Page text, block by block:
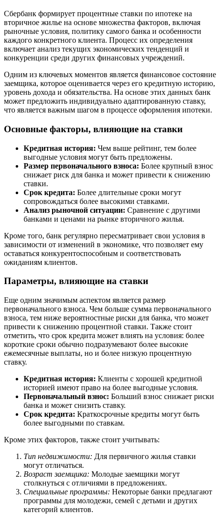
Сбербанк формирует процентные ставки по ипотеке на
вторичное жилье на основе множества факторов, включая
рыночные условия, политику самого банка и особенности
каждого конкретного клиента. Процесс их определения
включает анализ текущих экономических тенденций и
конкуренции среди других финансовых учреждений.
Одним из ключевых моментов является финансовое состояние
заемщика, которое оценивается через его кредитную историю,
уровень дохода и обязательства. На основе этих данных банк
может предложить индивидуально адаптированную ставку,
что является важным шагом в процессе оформления ипотеки.
Основные факторы, влияющие на ставки
Кредитная история: Чем выше рейтинг, тем более
выгодные условия могут быть предложены.
Размер первоначального взноса: Более крупный взнос
снижает риск для банка и может привести к снижению
ставки.
Срок кредита: Более длительные сроки могут
сопровождаться более высокими ставками.
Анализ рыночной ситуации: Сравнение с другими
банками и ценами на рынке вторичного жилья.
Кроме того, банк регулярно пересматривает свои условия в
зависимости от изменений в экономике, что позволяет ему
оставаться конкурентоспособным и соответствовать
ожиданиям клиентов.
Параметры, влияющие на ставки
Еще одним значимым аспектом является размер
первоначального взноса. Чем больше сумма первоначального
взноса, тем ниже вероятностные риски для банка, что может
привести к снижению процентной ставки. Также стоит
отметить, что срок кредита может влиять на условия: более
короткие сроки обычно подразумевают более высокие
ежемесячные выплаты, но и более низкую процентную
ставку.
Кредитная история: Клиенты с хорошей кредитной
историей имеют право на более выгодные условия.
Первоначальный взнос: Больший взнос снижает риски
банка и может снизить ставку.
Срок кредита: Краткосрочные кредиты могут быть
более выгодными по ставкам.
Кроме этих факторов, также стоит учитывать:
Тип недвижимости: Для первичного жилья ставки
могут отличаться.
Возраст заемщика: Молодые заемщики могут
столкнуться с отличиями в предложениях.
Специальные программы: Некоторые банки предлагают
программы для молодежи, семей с детьми и других
категорий клиентов.